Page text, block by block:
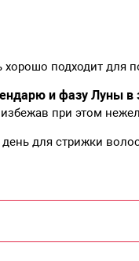
хорошо подходит для
и фазу Луны в
при этом
для стрижки